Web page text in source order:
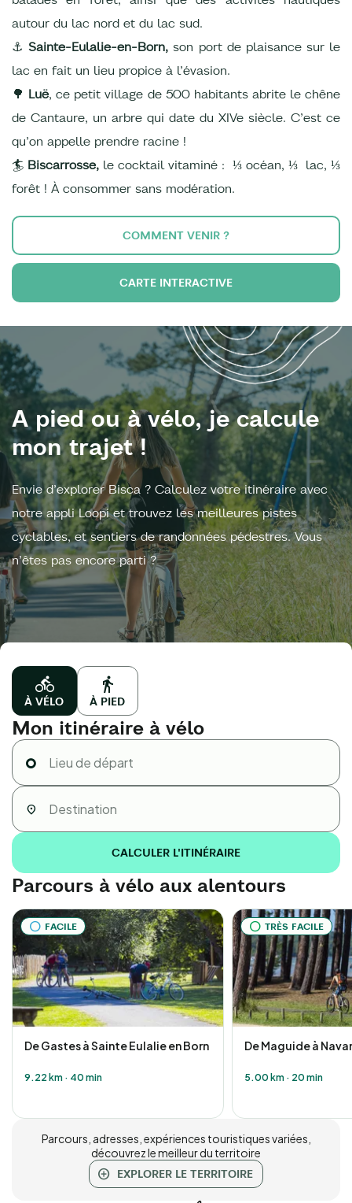
autour du lac nord et du lac sud.
⚓Sainte-Eulalie-en-Born,son port de plaisance sur le
lac en fait un lieu propice à l’évasion.
🌳 Luë, ce petit village de 500 habitants abrite le chêne
de Cantaure, un arbre qui date du XIVe siècle. C’est ce
qu’on appelle prendre racine !
🏄 Biscarrosse, le cocktail vitaminé : ⅓ océan, ⅓ lac, ⅓
forêt ! À consommer sans modération.
COMMENT VENIR ?
CARTE INTERACTIVE
A pied ou à vélo, je calcule
mon trajet !
Envie d’explorer Bisca ? Calculez votre itinéraire avec
notre appli Loopi et trouvez les meilleures pistes
cyclables, et sentiers de randonnées pédestres. Vous
n’êtes pas encore parti ?
À VÉLO À PIED
Mon itinéraire à vélo
CALCULER L'ITINÉRAIRE
Parcours à vélo aux alentours
FACILE
De Gastes à Sainte Eulalie en Born
9.22 km · 40 min
TRÈS FACILE
De Maguide à
5.00 km · 20 min
Parcours, adresses, expériences touristiques variées,
découvrez le meilleur du territoire
EXPLORER LE TERRITOIRE